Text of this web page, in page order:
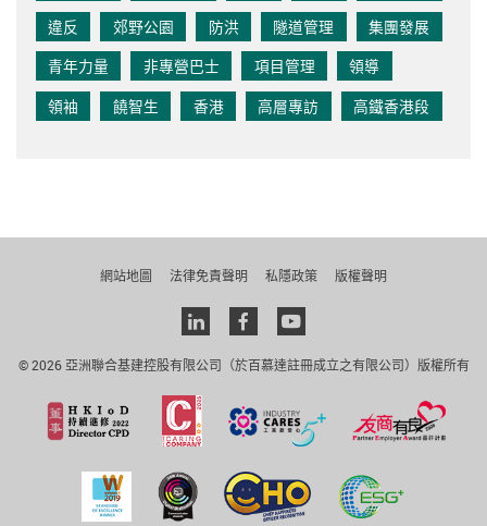
違反
郊野公園 防洪 隧道管理
集團發展
青年力量
非專營巴士 項目管理
領導
領袖
饒智生 香港 高層專訪 高鐵香港段
網站地圖 法律免責聲明 私隱政策 版權聲明
Linkedinfacebookyoutube
© 2026 亞洲聯合基建控股有限公司（於百慕達註冊成立之有限公司）版權所有